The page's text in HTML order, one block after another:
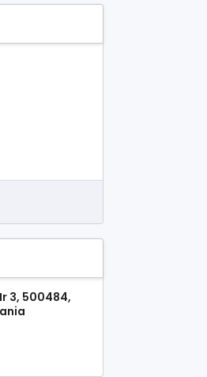
3, 500484,